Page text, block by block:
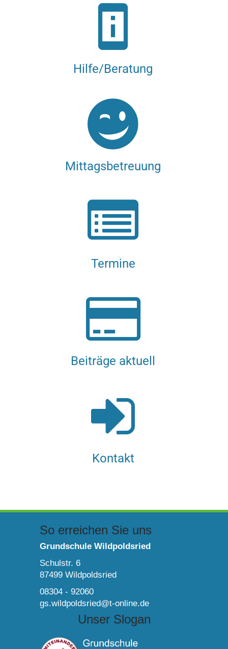
perm_device_information
Hilfe/Beratung
Mittagsbetreuung
Termine
Beiträge aktuell
Kontakt
So erreichen Sie uns
Grundschule Wildpoldsried
Schulstr. 6
87499 Wildpoldsried
08304 - 92060
gs.wildpoldsried@t-online.de
Unser Slogan